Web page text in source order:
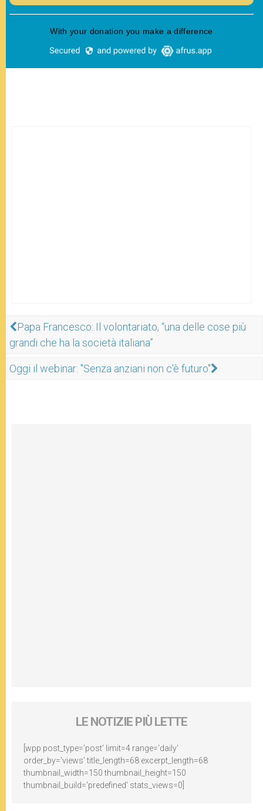
Papa Francesco: Il volontariato, “una delle cose più
grandi che ha la società italiana”
Oggi il webinar: "Senza anziani non c'è futuro"
LE NOTIZIE PIÙ LETTE
[wpp post_type='post' limit=4 range='daily'
order_by='views' title_length=68 excerpt_length=68
thumbnail_width=150 thumbnail_height=150
thumbnail_build='predefined' stats_views=0]